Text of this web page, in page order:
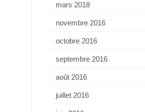
mars 2018
novembre 2016
octobre 2016
septembre 2016
août 2016
juillet 2016